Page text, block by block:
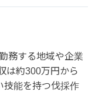
務する地域や企業
は約300万円から
技能を持つ伐採作